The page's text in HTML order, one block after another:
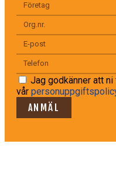
Jag godkänner att
vår
ANMÄL